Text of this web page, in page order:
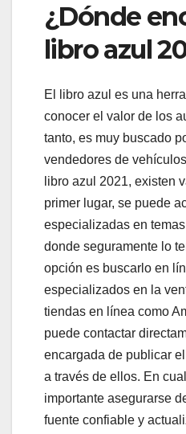
¿Dónde
libro azul
El libro azul es una
conocer el valor de los
tanto, es muy buscado
vendedores de
libro azul 2021, existen
primer lugar, se puede
especializadas en
donde seguramente lo
opción es buscarlo en
especializados en la
tiendas en línea como
puede contactar
encargada de publicar
a través de ellos. En
importante asegurarse
fuente confiable y